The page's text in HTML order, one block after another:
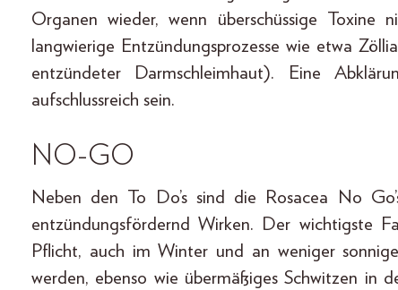
Organen wieder, wenn überschüssige Toxine
langwierige Entzündungsprozesse wie etwa
entzündeter Darmschleimhaut). Eine
aufschlussreich sein.
NO-GO
Neben den To Do’s sind die Rosacea No
entzündungsfördernd Wirken. Der wichtigste
Pflicht, auch im Winter und an weniger
werden, ebenso wie übermäßiges Schwitzen in